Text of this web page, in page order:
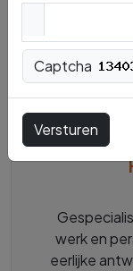
werk en
eerlijke
Captcha
Versturen